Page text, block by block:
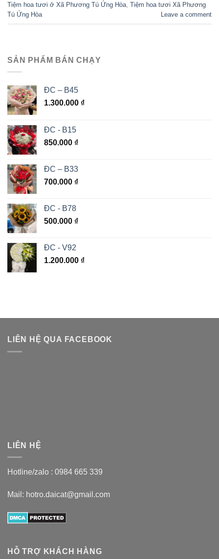
Tiệm hoa tươi ở Xã Phương Tú Ứng Hòa Tiệm hoa tươi Xã Phương
Tú Ứng Hòa
Leave a comment
SẢN PHẨM BÁN CHẠY
ĐC – B45
1.300.000 ₫
ĐC - B15
850.000 ₫
ĐC – B33
700.000 ₫
ĐC - B78
500.000 ₫
ĐC - V92
1.200.000 ₫
LIÊN HỆ QUA FACEBOOK
LIÊN HỆ
Hotline/zalo : 0984 665 339
Mail: hotro.daicat@gmail.com
HỖ TRỢ KHÁCH HÀNG